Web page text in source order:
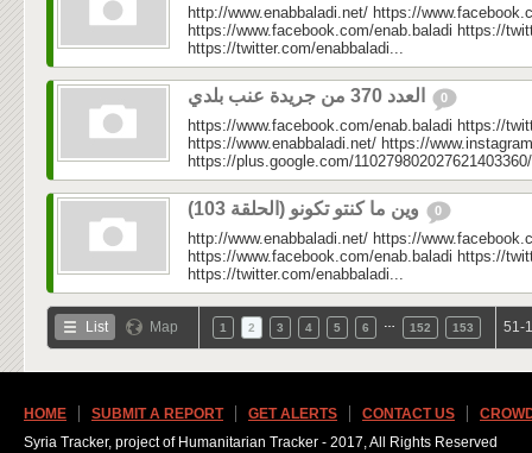
http://www.enabbaladi.net/ https://
https://www.facebook.com/enab.baladi https://
https://twitter.com/enabbaladi...
0
https://www.facebook.com/enab.baladi https://
https://www.enabbaladi.net/ https://
https://plus.google.com/
0
http://www.enabbaladi.net/ https://
https://www.facebook.com/enab.baladi https://
https://twitter.com/enabbaladi...
List Map 1 2 3 4 5 6 152 153 51-
HOME SUBMIT A REPORT GET ALERTS CONTACT US
Syria Tracker, project of Humanitarian Tracker - 2017, All Rights Reserved